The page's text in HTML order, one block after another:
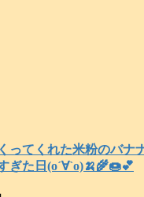
ってくれた米粉のバナ
ぎた日(о´∀`о)🍌🌾🍩💕